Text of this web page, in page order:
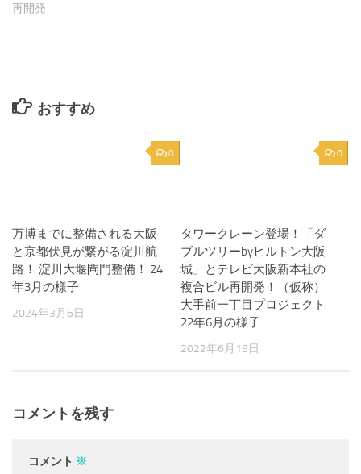
再開発
おすすめ
0
万博までに整備される大阪
と京都伏見が繋がる淀川航
路！ 淀川大堰閘門整備！ 24
年3月の様子
2024年3月6日
0
タワークレーン登場！「ダ
ブルツリーbyヒルトン大阪
城」とテレビ大阪新本社の
複合ビル再開発！（仮称）
大手前一丁目プロジェクト
22年6月の様子
2022年6月19日
コメントを残す
コメント ※